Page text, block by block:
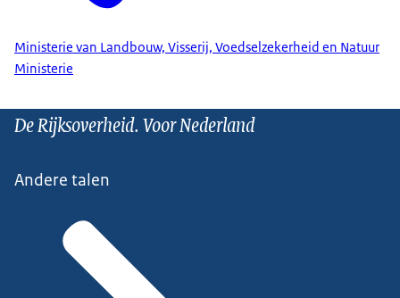
Ministerie van Landbouw, Visserij, Voedselzekerheid en Natuur
Ministerie
De Rijksoverheid. Voor Nederland
Andere talen